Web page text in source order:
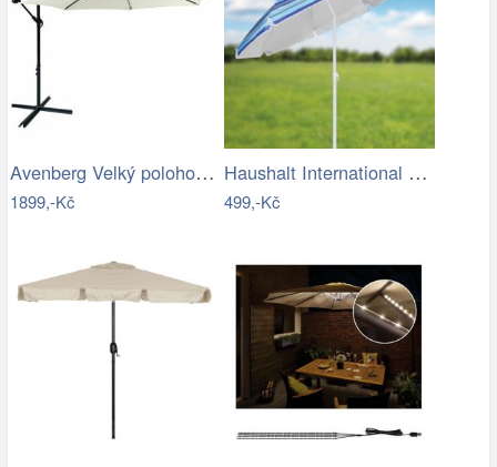
Avenberg Velký polohovatelný slunečník…
1899,-Kč
Haushalt International Slunečník, 200 cm
499,-Kč